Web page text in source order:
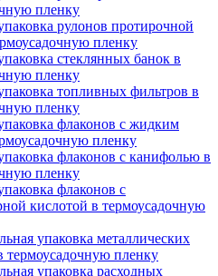
пленку
рулонов протирочной
пленку
стеклянных банок в
пленку
топливных фильтров в
пленку
флаконов с жидким
пленку
флаконов с канифолью в
пленку
флаконов с
кислотой в термоусадочную
упаковка металлических
термоусадочную пленку
упаковка расходных